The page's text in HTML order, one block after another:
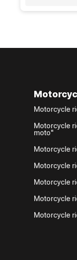
Motorcycle
Motorcycle
moto"
Motorcycle
Motorcycle
Motorcycle
Motorcycle
Motorcycle